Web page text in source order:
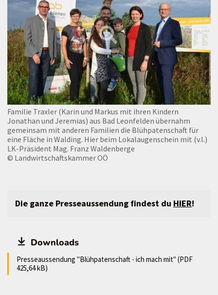
Familie Traxler (Karin und Markus mit ihren Kindern
Jonathan und Jeremias) aus Bad Leonfelden übernahm
gemeinsam mit anderen Familien die Blühpatenschaft für
eine Fläche in Walding. Hier beim Lokalaugenschein mit (v.l.)
LK-Präsident Mag. Franz Waldenberge
© Landwirtschaftskammer OÖ
Die ganze Presseaussendung findest du HIER!
Downloads
Presseaussendung "Blühpatenschaft - ich mach mit" (PDF
425,64 kB)